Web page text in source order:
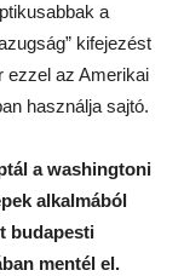
a
kifejezést
ezzel az Amerikai
használja sajtó.
a washingtoni
alkalmából
budapesti
mentél el.